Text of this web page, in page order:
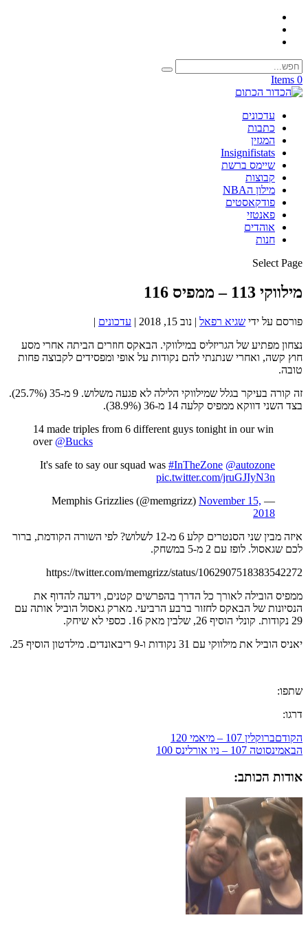
0 Items
עדכונים
כתבות
המגזין
Insignifistats
שיימס ברשת
קבוצות
מילון הNBA
פודקאסטים
פאנטזי
אוהדים
חנות
Select Page
מילווקי 113 – ממפיס 116
פורסם על ידי שגיא רפאל | נוב 15, 2018 | עדכונים |
נצחון מפתיע של הגריזליס במילווקי. הבאקס חוזרים הביתה אחרי מסע
חוץ קשה, ואחרי שנתנתי להם נקודות על אופי ומפסידים לקבוצה פחות
טובה.
זה קורה בעיקר בגלל שמילווקי הלילה לא פגעה משלוש. 9 מ-35 (25.7%).
בצד השני דווקא ממפיס קלעה 14 מ-36 (38.9%).
14 made triples from 6 different guys tonight in our win
over @Bucks
It's safe to say our squad was #InTheZone @autozone
pic.twitter.com/jruGJIyN3n
— Memphis Grizzlies (@memgrizz)
November 15,
2018
איזה מבין שני הסנטרים קלע 6 מ-12 לשלוש? לפי השורה הקודמת, ברור
לכם שגאסול. לופז עם 2 מ-5 במשחק.
https://twitter.com/memgrizz/status/1062907518383542272
ממפיס הובילה לאורך כל הדרך בהפרשים קטנים, וידעה להדוף את
הנסיונות של הבאקס לחזור ברבע הרביעי. מארק גאסול הוביל אותה עם
29 נקודות. קונלי הוסיף 26, שלבין מאק 16. כספי לא שיחק.
יאניס הוביל את מילווקי עם 31 נקודות ו-9 ריבאונדים. מילדטון הוסיף 25.
שתפו:
דרגו:
הקודםברוקלין 107 – מיאמי 120
הבאמינסוטה 107 – ניו אורלינס 100
אודות הכותב: